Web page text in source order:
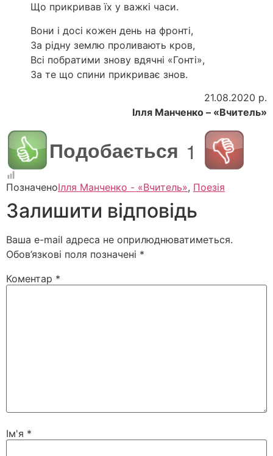
Що прикривав їх у важкі часи.
Вони і досі кожен день на фронті,
За рідну землю проливають кров,
Всі побратими знову вдячні «Гонті»,
За те що спини прикриває знов.
21.08.2020 р.
Ілля Манченко – «Вчитель»
Подобається 1
ПозначеноІлля Манченко - «Вчитель», Поезія
Залишити відповідь
Ваша e-mail адреса не оприлюднюватиметься.
Обов’язкові поля позначені *
Коментар *
Ім'я *